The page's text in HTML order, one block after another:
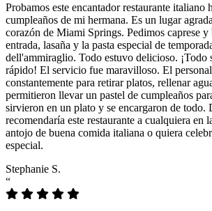
Probamos este encantador restaurante italiano
cumpleaños de mi hermana. Es un lugar
corazón de Miami Springs. Pedimos caprese y
entrada, lasaña y la pasta especial de
dell'ammiraglio. Todo estuvo delicioso. ¡Todo
rápido! El servicio fue maravilloso. El
constantemente para retirar platos, rellenar
permitieron llevar un pastel de cumpleaños
sirvieron en un plato y se encargaron de todo.
recomendaría este restaurante a cualquiera en
antojo de buena comida italiana o quiera
especial.
Stephanie S.
“